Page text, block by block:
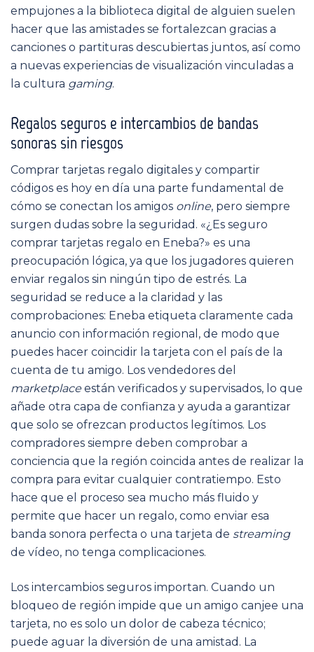
empujones a la biblioteca digital de alguien suelen
hacer que las amistades se fortalezcan gracias a
canciones o partituras descubiertas juntos, así como
a nuevas experiencias de visualización vinculadas a
la cultura gaming.
Regalos seguros e intercambios de bandas
sonoras sin riesgos
Comprar tarjetas regalo digitales y compartir
códigos es hoy en día una parte fundamental de
cómo se conectan los amigos online, pero siempre
surgen dudas sobre la seguridad. «¿Es seguro
comprar tarjetas regalo en Eneba?» es una
preocupación lógica, ya que los jugadores quieren
enviar regalos sin ningún tipo de estrés. La
seguridad se reduce a la claridad y las
comprobaciones: Eneba etiqueta claramente cada
anuncio con información regional, de modo que
puedes hacer coincidir la tarjeta con el país de la
cuenta de tu amigo. Los vendedores del
marketplaceestán verificados y supervisados, lo que
añade otra capa de confianza y ayuda a garantizar
que solo se ofrezcan productos legítimos. Los
compradores siempre deben comprobar a
conciencia que la región coincida antes de realizar la
compra para evitar cualquier contratiempo. Esto
hace que el proceso sea mucho más fluido y
permite que hacer un regalo, como enviar esa
banda sonora perfecta o una tarjeta de streaming
de vídeo, no tenga complicaciones.
Los intercambios seguros importan. Cuando un
bloqueo de región impide que un amigo canjee una
tarjeta, no es solo un dolor de cabeza técnico;
puede aguar la diversión de una amistad. La